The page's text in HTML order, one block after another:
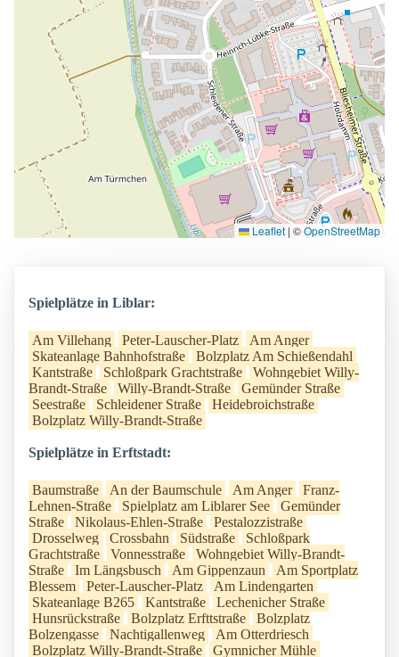
Leaflet | ©OpenStreetMap
Spielplätze in Liblar:
Am Villehang Peter-Lauscher-Platz
Am Anger
Skateanlage Bahnhofstraße
Bolzplatz Am Schießendahl
Kantstraße
Schloßpark Grachtstraße
Wohngebiet Willy-
Brandt-Straße
Willy-Brandt-Straße
Gemünder Straße
Seestraße
Schleidener Straße
Heidebroichstraße
Bolzplatz Willy-Brandt-Straße
Spielplätze in Erftstadt:
Baumstraße An der Baumschule Am Anger
Franz-
Lehnen-Straße
Spielplatz am Liblarer See
Gemünder
Straße
Nikolaus-Ehlen-Straße
Pestalozzistraße
Drosselweg
Crossbahn Südstraße
Schloßpark
Grachtstraße
Vonnesstraße
Wohngebiet Willy-Brandt-
Straße
Im Längsbusch Am Gippenzaun
Am Sportplatz
Blessem
Peter-Lauscher-Platz
Am Lindengarten
Skateanlage B265
Kantstraße
Lechenicher Straße
Hunsrückstraße
Bolzplatz Erfttstraße
Bolzplatz
Bolzengasse
Nachtigallenweg
Am Otterdriesch
Bolzplatz Willy-Brandt-Straße
Gymnicher Mühle